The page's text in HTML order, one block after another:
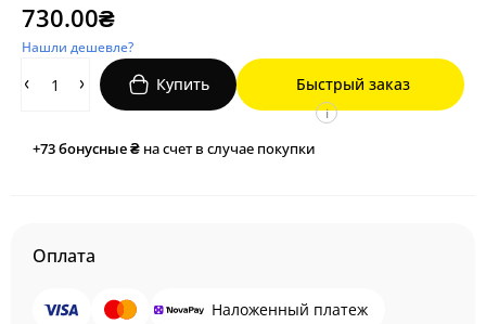
730.00₴
Нашли дешевле?
Купить Быстрый заказ
+73бонусные ₴ на счет в случае покупки
i
Оплата
Наложенный платеж